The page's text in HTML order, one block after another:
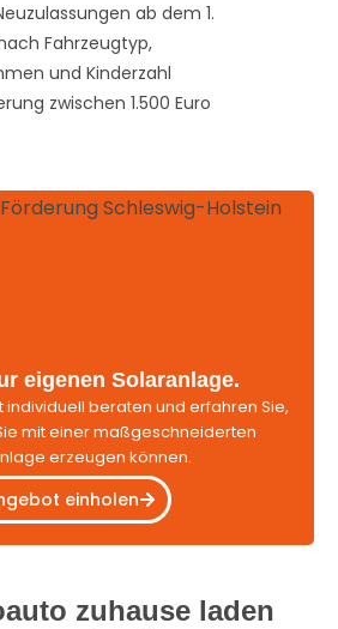
ab dem 1.
Fahrzeugtyp,
und Kinderzahl
zwischen 1.500 Euro
eigenen Solaranlage.
individuell beraten und erfahren Sie,
mit einer maßgeschneiderten
erzeugen können.
einholen
zuhause laden